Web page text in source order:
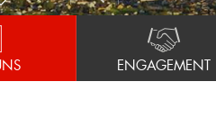
ENGAGEMENT